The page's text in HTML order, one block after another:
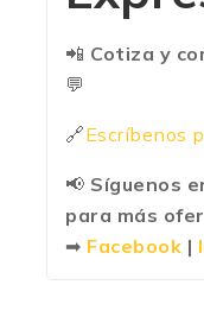
📲 Cotiza y
💬
🔗Escríbenos
📢 Síguenos
para más
➡ Facebook |